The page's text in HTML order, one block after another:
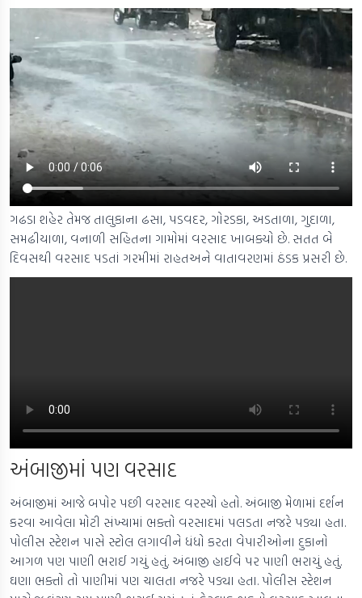
ગઢડા શહેર તેમજ તાલુકાના ઢસા, પડવદર, ગોરડકા, અડતાળા, ગુદાળા,
સમઢીયાળા, વનાળી સહિતના ગામોમાં વરસાદ ખાબક્યો છે. સતત બે
દિવસથી વરસાદ પડતાં ગરમીમાં રાહતઅને વાતાવરણમાં ઠંડક પ્રસરી છે.
અંબાજીમાં પણ વરસાદ
અંબાજીમાં આજે બપોર પછી વરસાદ વરસ્યો હતો. અંબાજી મેળામાં દર્શન
કરવા આવેલા મોટી સંખ્યામાં ભક્તો વરસાદમાં પલડતા નજરે પડ્યા હતા.
પોલીસ સ્ટેશન પાસે સ્ટોલ લગાવીને ધંધો કરતા વેપારીઓના દુકાનો
આગળ પણ પાણી ભરાઈ ગયું હતું. અંબાજી હાઈવે પર પાણી ભરાયું હતું.
ઘણા ભક્તો તો પાણીમાં પણ ચાલતા નજરે પડ્યા હતા. પોલીસ સ્ટેશન